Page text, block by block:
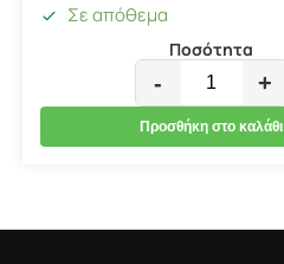
Σε απόθεμα
Ποσότητα
- +
Προσθήκη στο καλάθι